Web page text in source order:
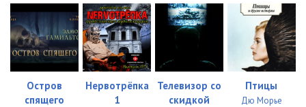
Остров
спящего
Нервотрёпка
1
Телевизор со
скидкой
Птицы
Дю Морье